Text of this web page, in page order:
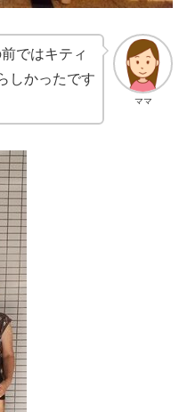
ママ
ではキティ
しかったです